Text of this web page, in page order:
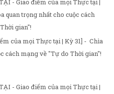
- Giao điểm của mọi Thực tại |
quan trọng nhất cho cuộc cách
gian"!
của mọi Thực tại | Kỳ 31] - Chìa
cách mạng về "Tự do Thời gian"!
- Giao điểm của mọi Thực tại |